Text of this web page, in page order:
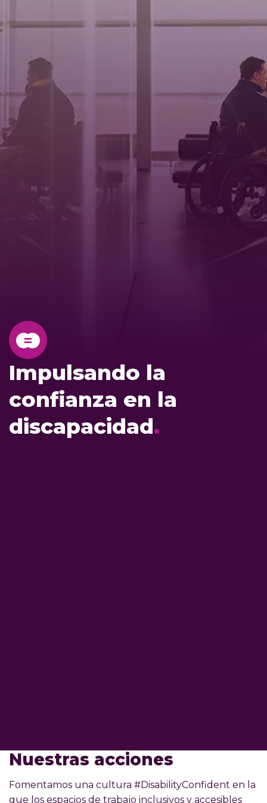
Impulsando la
confianza en la
discapacidad.
Nuestras acciones
Fomentamos una cultura #DisabilityConfident en la
que los espacios de trabajo inclusivos y accesibles